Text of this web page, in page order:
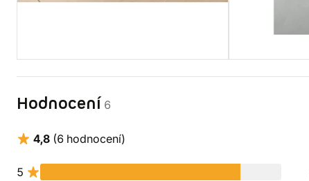
Hodnocení 6
4,8 (6 hodnocení)
5